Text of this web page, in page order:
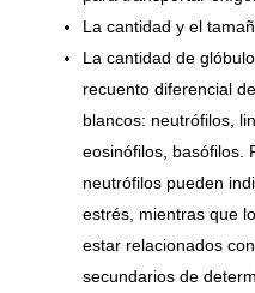
La cantidad y el
La cantidad de
recuento diferencial
blancos: neutrófilos,
eosinófilos, basófilos.
neutrófilos pueden
estrés, mientras que
estar relacionados
secundarios de